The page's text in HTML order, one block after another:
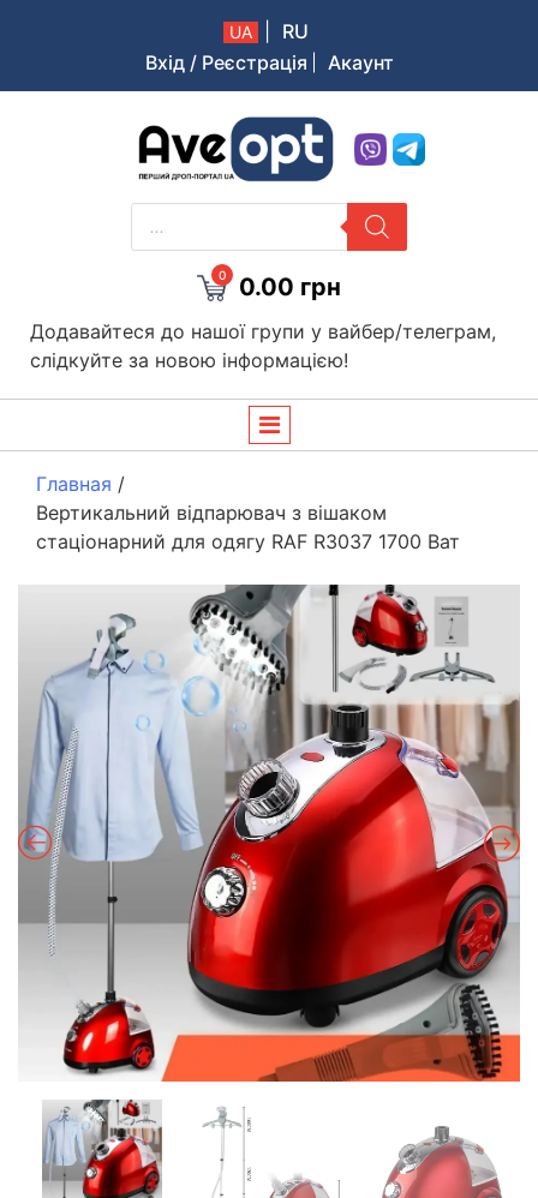
UA
RU
Вхід / Реєстрація
Акаунт
Aveopt – оптова дропшипінг платформа в Україні
PRODUCTS
SEARCH
0 0.00 грн
Додавайтеся до нашої групи у вайбер/телеграм,
слідкуйте за новою інформацією!
Главная /
Вертикальний відпарювач з вішаком
стаціонарний для одягу RAF R3037 1700 Ват